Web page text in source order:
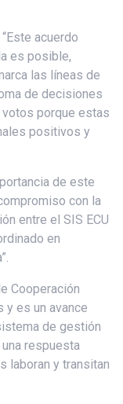
acuerdo
es posible,
las líneas de
de decisiones
porque estas
positivos y
de este
con la
entre el SIS ECU
en
Cooperación
y es un avance
de gestión
respuesta
laboran y transitan